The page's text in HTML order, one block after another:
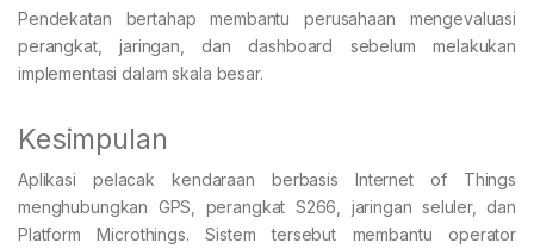
Pendekatan bertahap membantu perusahaan mengevaluasi
perangkat, jaringan, dan dashboard sebelum melakukan
implementasi dalam skala besar.
Kesimpulan
Aplikasi pelacak kendaraan berbasis Internet of Things
menghubungkan GPS, perangkat S266, jaringan seluler, dan
Platform Microthings. Sistem tersebut membantu operator